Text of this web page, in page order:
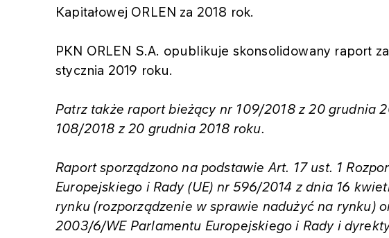
Kapitałowej ORLEN za 2018 rok.
PKN ORLEN S.A. opublikuje skonsolidowany raport
stycznia 2019 roku.
Patrz także raport bieżący nr 109/2018 z 20 grudnia
108/2018 z 20 grudnia 2018 roku.
Raport sporządzono na podstawie Art. 17 ust. 1
Europejskiego i Rady (UE) nr 596/2014 z dnia 16
rynku (rozporządzenie w sprawie nadużyć na rynku)
2003/6/WE Parlamentu Europejskiego i Rady i